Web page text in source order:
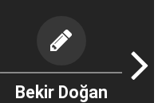
Bekir Doğan